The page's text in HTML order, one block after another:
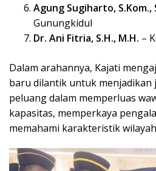
Agung Sugiharto, S.Kom.,
Gunungkidul
Dr. Ani Fitria, S.H., M.H. –
Dalam arahannya, Kajati
baru dilantik untuk menjadikan
peluang dalam memperluas
kapasitas, memperkaya
memahami karakteristik